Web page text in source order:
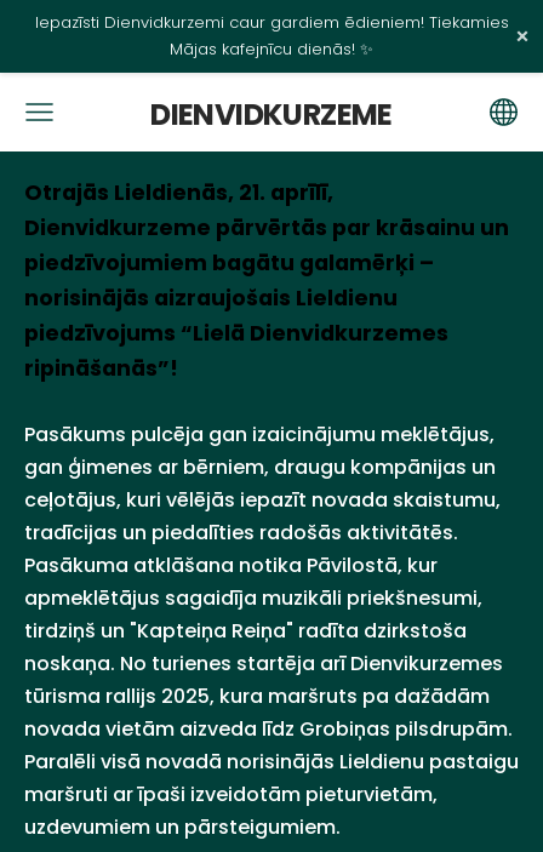
Iepazīsti Dienvidkurzemi caur gardiem ēdieniem! Tiekamies
Mājas kafejnīcu dienās! ✨
×
DIENVIDKURZEME
Otrajās Lieldienās, 21. aprīlī,
Dienvidkurzeme pārvērtās par krāsainu un
piedzīvojumiem bagātu galamērķi –
norisinājās aizraujošais Lieldienu
piedzīvojums “Lielā Dienvidkurzemes
ripināšanās”!
Pasākums pulcēja gan izaicinājumu meklētājus,
gan ģimenes ar bērniem, draugu kompānijas un
ceļotājus, kuri vēlējās iepazīt novada skaistumu,
tradīcijas un piedalīties radošās aktivitātēs.
Pasākuma atklāšana notika Pāvilostā, kur
apmeklētājus sagaidīja muzikāli priekšnesumi,
tirdziņš un "Kapteiņa Reiņa" radīta dzirkstoša
noskaņa. No turienes startēja arī Dienvikurzemes
tūrisma rallijs 2025, kura maršruts pa dažādām
novada vietām aizveda līdz Grobiņas pilsdrupām.
Paralēli visā novadā norisinājās Lieldienu pastaigu
maršruti ar īpaši izveidotām pieturvietām,
uzdevumiem un pārsteigumiem.